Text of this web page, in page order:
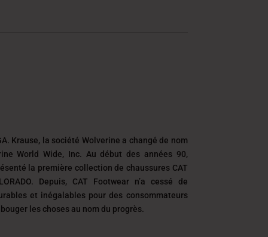
Krause, la société Wolverine a changé de nom
World Wide, Inc. Au début des années 90,
la première collection de chaussures CAT
Depuis, CAT Footwear n’a cessé de
et inégalables pour des consommateurs
les choses au nom du progrès.